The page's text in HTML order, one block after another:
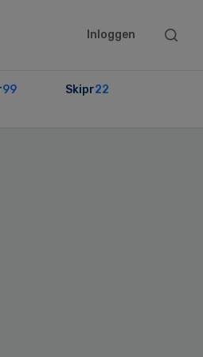
Inloggen
Search
99 Skipr22